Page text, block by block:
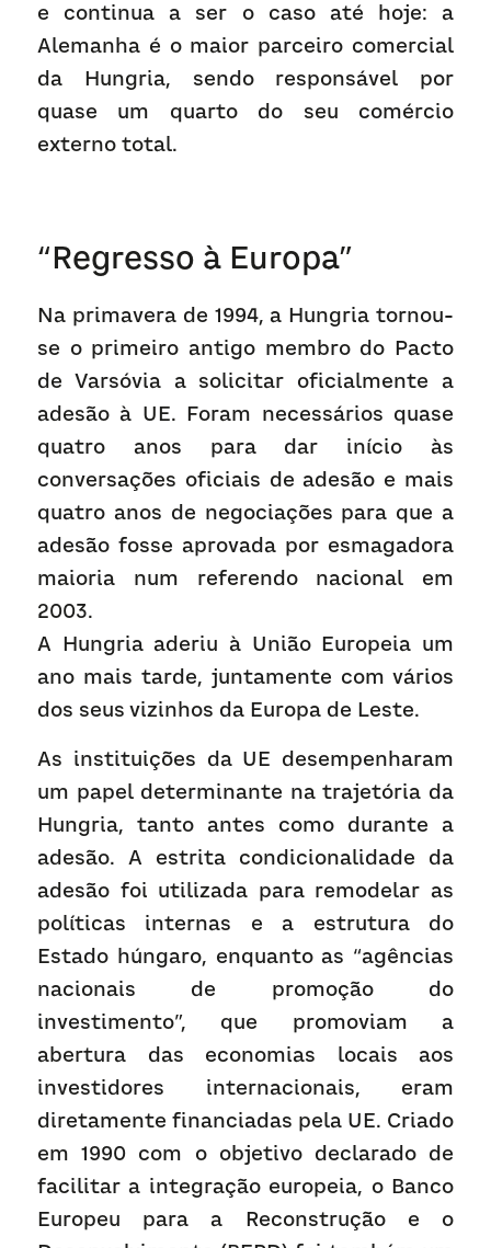
e continua a ser o caso até hoje: a
Alemanha é o maior parceiro comercial
da Hungria, sendo responsável por
quase um quarto do seu comércio
externo total.
“Regresso à Europa”
Na primavera de 1994, a Hungria tornou-
se o primeiro antigo membro do Pacto
de Varsóvia a solicitar oficialmente a
adesão à UE. Foram necessários quase
quatro anos para dar início às
conversações oficiais de adesão e mais
quatro anos de negociações para que a
adesão fosse aprovada por esmagadora
maioria num referendo nacional em
2003.
A Hungria aderiu à União Europeia um
ano mais tarde, juntamente com vários
dos seus vizinhos da Europa de Leste.
As instituições da UE desempenharam
um papel determinante na trajetória da
Hungria, tanto antes como durante a
adesão. A estrita condicionalidade da
adesão foi utilizada para remodelar as
políticas internas e a estrutura do
Estado húngaro, enquanto as “agências
nacionais de promoção do
investimento”, que promoviam a
abertura das economias locais aos
investidores internacionais, eram
diretamente financiadas pela UE. Criado
em 1990 com o objetivo declarado de
facilitar a integração europeia, o Banco
Europeu para a Reconstrução e o